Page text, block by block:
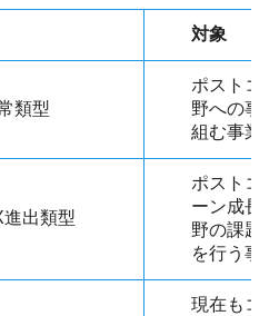
対象
類型
ポストコ
野への事
組む事業
出類型
ポストコ
ーン成長
野の課題
を行う事
現在もコ